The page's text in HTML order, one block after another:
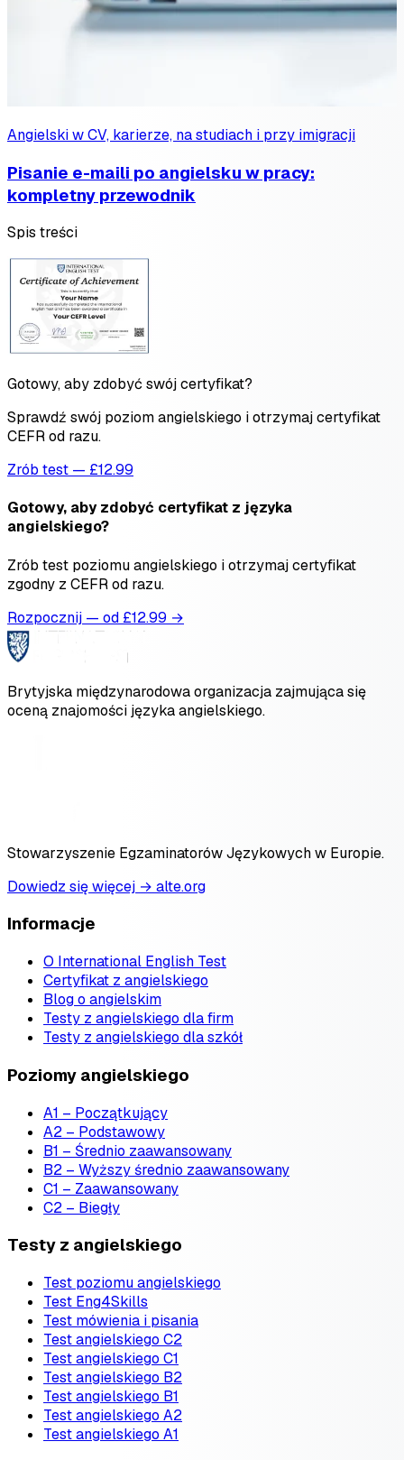
Angielski w CV, karierze, na studiach i przy imigracji
Pisanie e-maili po angielsku w pracy:
kompletny przewodnik
Spis treści
Gotowy, aby zdobyć swój certyfikat?
Sprawdź swój poziom angielskiego i otrzymaj certyfikat
CEFR od razu.
Zrób test — £12.99
Gotowy, aby zdobyć certyfikat z języka
angielskiego?
Zrób test poziomu angielskiego i otrzymaj certyfikat
zgodny z CEFR od razu.
Rozpocznij — od £12.99 →
Brytyjska międzynarodowa organizacja zajmująca się
oceną znajomości języka angielskiego.
Stowarzyszenie Egzaminatorów Językowych w Europie.
Dowiedz się więcej → alte.org
Informacje
O International English Test
Certyfikat z angielskiego
Blog o angielskim
Testy z angielskiego dla firm
Testy z angielskiego dla szkół
Poziomy angielskiego
A1 – Początkujący
A2 – Podstawowy
B1 – Średnio zaawansowany
B2 – Wyższy średnio zaawansowany
C1 – Zaawansowany
C2 – Biegły
Testy z angielskiego
Test poziomu angielskiego
Test Eng4Skills
Test mówienia i pisania
Test angielskiego C2
Test angielskiego C1
Test angielskiego B2
Test angielskiego B1
Test angielskiego A2
Test angielskiego A1